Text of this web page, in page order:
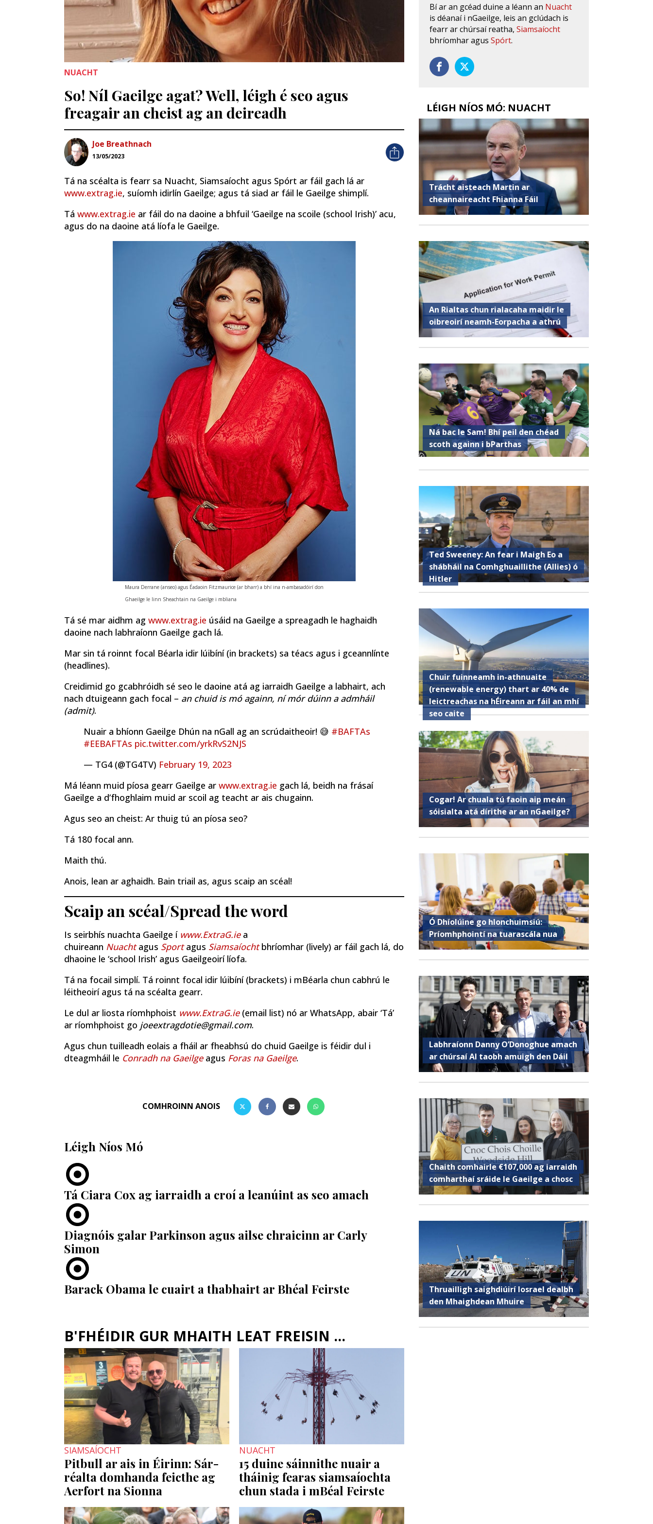
NUACHT
So! Níl Gaeilge agat? Well, léigh é seo agus
freagair an cheist ag an deireadh
Joe Breathnach
13/05/2023
Tá na scéalta is fearr sa Nuacht, Siamsaíocht agus Spórt ar fáil gach lá ar
www.extrag.ie, suíomh idirlín Gaeilge; agus tá siad ar fáil le Gaeilge shimplí.
Tá www.extrag.ie ar fáil do na daoine a bhfuil ‘Gaeilge na scoile (school Irish)’ acu,
agus do na daoine atá líofa le Gaeilge.
Maura Derrane (anseo) agus Éadaoin Fitzmaurice (ar bharr) a bhí ina n-ambasadóirí don
Ghaeilge le linn Sheachtain na Gaeilge i mbliana
Tá sé mar aidhm ag www.extrag.ie úsáid na Gaeilge a spreagadh le haghaidh
daoine nach labhraíonn Gaeilge gach lá.
Mar sin tá roinnt focal Béarla idir lúibíní (in brackets) sa téacs agus i gceannlínte
(headlines).
Creidimid go gcabhróidh sé seo le daoine atá ag iarraidh Gaeilge a labhairt, ach
nach dtuigeann gach focal – an chuid is mó againn, ní mór dúinn a admháil
(admit).
Nuair a bhíonn Gaeilge Dhún na nGall ag an scrúdaitheoir! 😅 #BAFTAs
#EEBAFTAs pic.twitter.com/yrkRvS2NJS
— TG4 (@TG4TV) February 19, 2023
Má léann muid píosa gearr Gaeilge ar www.extrag.ie gach lá, beidh na frásaí
Gaeilge a d’fhoghlaim muid ar scoil ag teacht ar ais chugainn.
Agus seo an cheist: Ar thuig tú an píosa seo?
Tá 180 focal ann.
Maith thú.
Anois, lean ar aghaidh. Bain triail as, agus scaip an scéal!
Scaip an scéal/Spread the word
Is seirbhís nuachta Gaeilge í www.ExtraG.ie a
chuireann Nuacht agus Sport agus Siamsaíocht bhríomhar (lively) ar fáil gach lá, do
dhaoine le ‘school Irish’ agus Gaeilgeoirí líofa.
Tá na focail simplí. Tá roinnt focal idir lúibíní (brackets) i mBéarla chun cabhrú le
léitheoirí agus tá na scéalta gearr.
Le dul ar liosta ríomhphoist www.ExtraG.ie (email list) nó ar WhatsApp, abair ‘Tá’
ar ríomhphoist go joeextragdotie@gmail.com.
Agus chun tuilleadh eolais a fháil ar fheabhsú do chuid Gaeilge is féidir dul i
dteagmháil le Conradh na Gaeilge agus Foras na Gaeilge.
COMHROINN ANOIS
Léigh Níos Mó
Tá Ciara Cox ag iarraidh a croí a leanúint as seo amach
Diagnóis galar Parkinson agus ailse chraicinn ar Carly
Simon
Barack Obama le cuairt a thabhairt ar Bhéal Feirste
B'FHÉIDIR GUR MHAITH LEAT FREISIN ...
SIAMSAÍOCHT
Pitbull ar ais in Éirinn: Sár-
réalta domhanda feicthe ag
Aerfort na Sionna
NUACHT
15 duine sáinnithe nuair a
tháinig fearas siamsaíochta
chun stada i mBéal Feirste
Bí ar an gcéad duine a léann an Nuacht
is déanaí i nGaeilge, leis an gclúdach is
fearr ar chúrsaí reatha,Siamsaíocht
bhríomhar agusSpórt.
LÉIGH NÍOS MÓ: NUACHT
Trácht aisteach Martin ar
cheannaireacht Fhianna Fáil
An Rialtas chun rialacaha maidir le
oibreoirí neamh-Eorpacha a athrú
Ná bac le Sam! Bhí peil den chéad
scoth againn i bParthas
Ted Sweeney: An fear i Maigh Eo a
shábháil na Comhghuaillithe (Allies) ó
Hitler
Chuir fuinneamh in-athnuaite
(renewable energy) thart ar 40% de
leictreachas na hÉireann ar fáil an mhí
seo caite
Cogar! Ar chuala tú faoin aip meán
sóisialta atá dírithe ar an nGaeilge?
Ó Dhíolúine go hIonchuimsiú:
Príomhphointí na tuarascála nua
Labhraíonn Danny O’Donoghue amach
ar chúrsaí AI taobh amuigh den Dáil
Chaith comhairle €107,000 ag iarraidh
comharthaí sráide le Gaeilge a chosc
Thruailligh saighdiúirí Iosrael dealbh
den Mhaighdean Mhuire